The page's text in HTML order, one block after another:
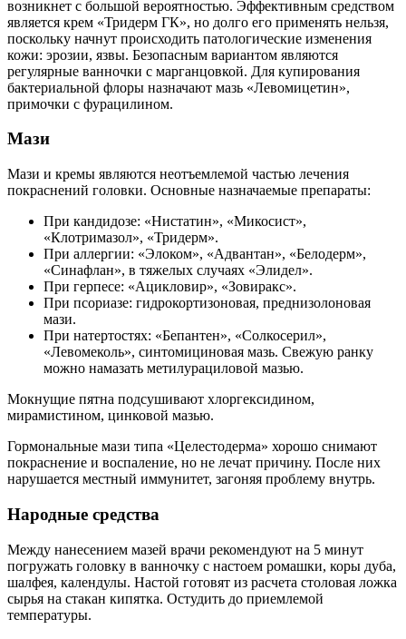
возникнет с большой вероятностью. Эффективным средством
является крем «Тридерм ГК», но долго его применять нельзя,
поскольку начнут происходить патологические изменения
кожи: эрозии, язвы. Безопасным вариантом являются
регулярные ванночки с марганцовкой. Для купирования
бактериальной флоры назначают мазь «Левомицетин»,
примочки с фурацилином.
Мази
Мази и кремы являются неотъемлемой частью лечения
покраснений головки. Основные назначаемые препараты:
При кандидозе: «Нистатин», «Микосист»,
«Клотримазол», «Тридерм».
При аллергии: «Элоком», «Адвантан», «Белодерм»,
«Синафлан», в тяжелых случаях «Элидел».
При герпесе: «Ацикловир», «Зовиракс».
При псориазе: гидрокортизоновая, преднизолоновая
мази.
При натертостях: «Бепантен», «Солкосерил»,
«Левомеколь», синтомициновая мазь. Свежую ранку
можно намазать метилурациловой мазью.
Мокнущие пятна подсушивают хлоргексидином,
мирамистином, цинковой мазью.
Гормональные мази типа «Целестодерма» хорошо снимают
покраснение и воспаление, но не лечат причину. После них
нарушается местный иммунитет, загоняя проблему внутрь.
Народные средства
Между нанесением мазей врачи рекомендуют на 5 минут
погружать головку в ванночку с настоем ромашки, коры дуба,
шалфея, календулы. Настой готовят из расчета столовая ложка
сырья на стакан кипятка. Остудить до приемлемой
температуры.